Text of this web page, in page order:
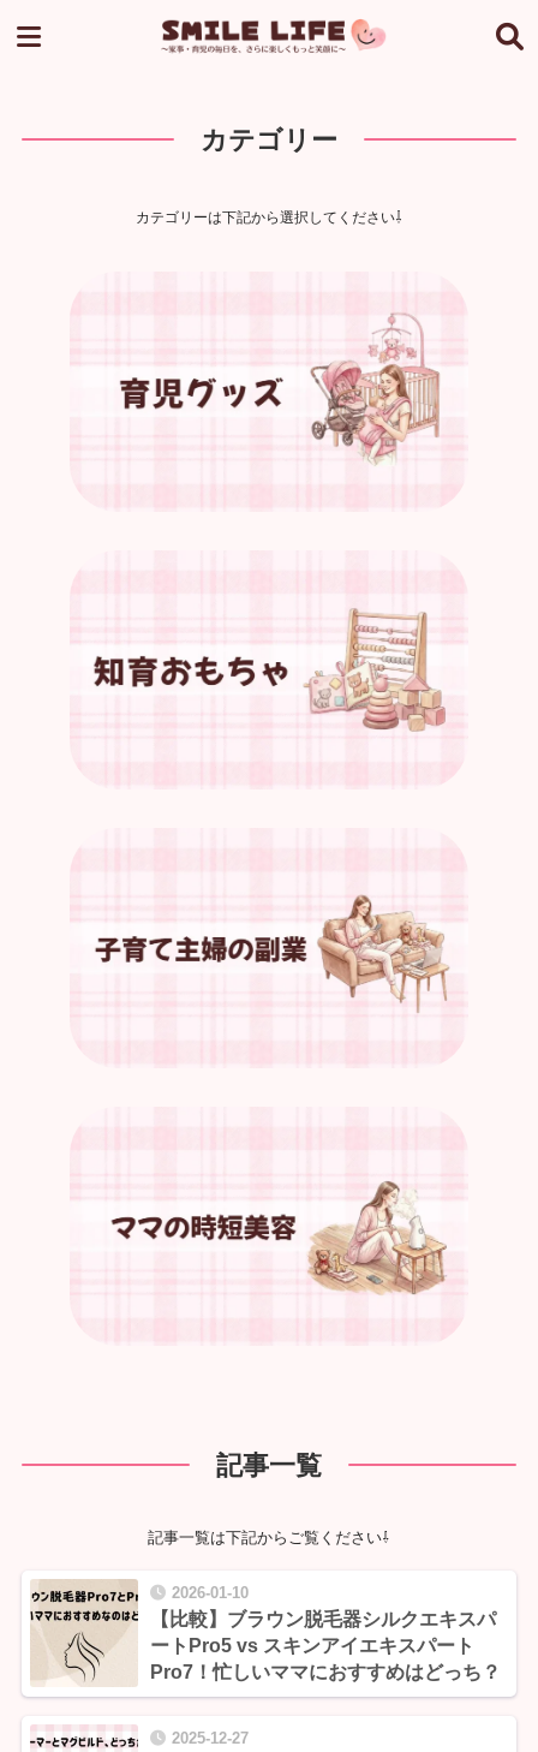
カテゴリー
カテゴリーは下記から選択してください⇩
記事一覧
記事一覧は下記からご覧ください⇩
2026-01-10
【比較】ブラウン脱毛器シルクエキスパ
ートPro5 vs スキンアイエキスパート
Pro7！忙しいママにおすすめはどっち？
2025-12-27